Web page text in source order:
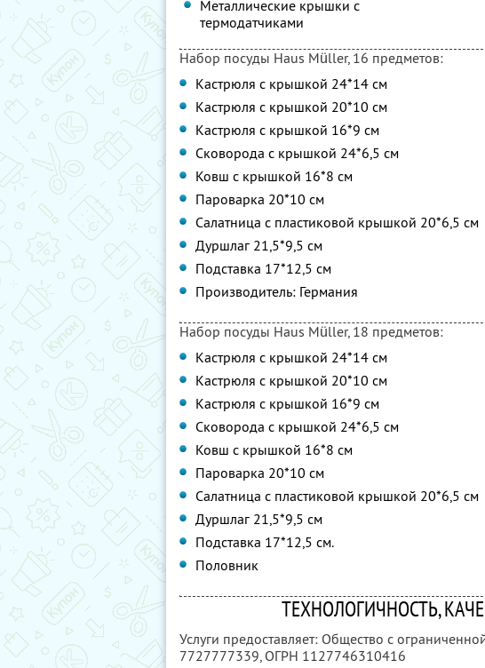
Металлические крышки с
термодатчиками
Набор посуды Haus Müller, 16 предметов:
Кастрюля с крышкой 24*14 см
Кастрюля с крышкой 20*10 см
Кастрюля с крышкой 16*9 см
Сковорода с крышкой 24*6,5 см
Ковш с крышкой 16*8 см
Пароварка 20*10 см
Салатница с пластиковой крышкой 20*6,5 см
Дуршлаг 21,5*9,5 см
Подставка 17*12,5 см
Производитель: Германия
Набор посуды Haus Müller, 18 предметов:
Кастрюля с крышкой 24*14 см
Кастрюля с крышкой 20*10 см
Кастрюля с крышкой 16*9 см
Сковорода с крышкой 24*6,5 см
Ковш с крышкой 16*8 см
Пароварка 20*10 см
Салатница с пластиковой крышкой 20*6,5 см
Дуршлаг 21,5*9,5 см
Подставка 17*12,5 см.
Половник
ТЕХНОЛОГИЧНОСТЬ,
Услуги предоставляет: Общество с
7727777339, ОГРН 1127746310416